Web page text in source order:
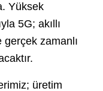
Yüksek
5G; akıllı
gerçek zamanlı
üretim